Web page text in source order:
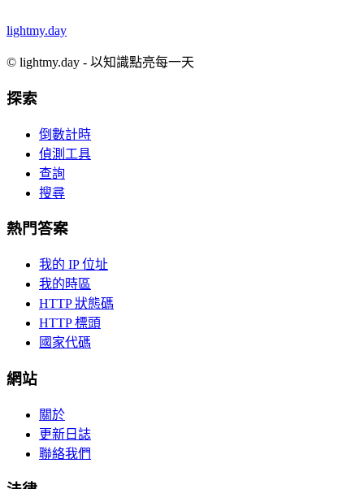
lightmy.day
© lightmy.day - 以知識點亮每一天
探索
倒數計時
偵測工具
查詢
搜尋
熱門答案
我的 IP 位址
我的時區
HTTP 狀態碼
HTTP 標頭
國家代碼
網站
關於
更新日誌
聯絡我們